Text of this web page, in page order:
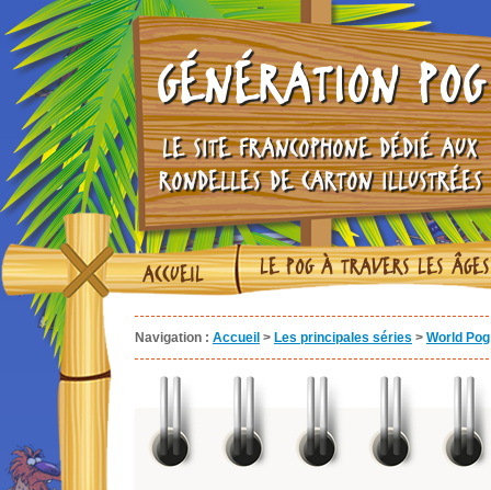
GÉNÉRATION POG
LE SITE FRANCOPHONE DÉDIÉ AUX
RONDELLES DE CARTON ILLUSTRÉES
ACCUEIL LE POG À TRAVERS LES ÂGES
Navigation : Accueil > Les principales séries > World